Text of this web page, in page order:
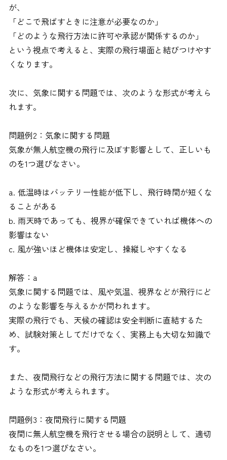
が、
「どこで飛ばすときに注意が必要なのか」
「どのような飛行方法に許可や承認が関係するのか」
という視点で考えると、実際の飛行場面と結びつけやす
くなります。
次に、気象に関する問題では、次のような形式が考えら
れます。
問題例2：気象に関する問題
気象が無人航空機の飛行に及ぼす影響として、正しいも
のを1つ選びなさい。
a. 低温時はバッテリー性能が低下し、飛行時間が短くな
ることがある
b. 雨天時であっても、視界が確保できていれば機体への
影響はない
c. 風が強いほど機体は安定し、操縦しやすくなる
解答：a
気象に関する問題では、風や気温、視界などが飛行にど
のような影響を与えるかが問われます。
実際の飛行でも、天候の確認は安全判断に直結するた
め、試験対策としてだけでなく、実務上も大切な知識で
す。
また、夜間飛行などの飛行方法に関する問題では、次の
ような形式が考えられます。
問題例3：夜間飛行に関する問題
夜間に無人航空機を飛行させる場合の説明として、適切
なものを1つ選びなさい。